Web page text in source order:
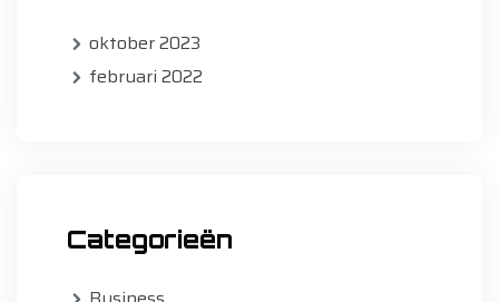
oktober 2023
februari 2022
Categorieën